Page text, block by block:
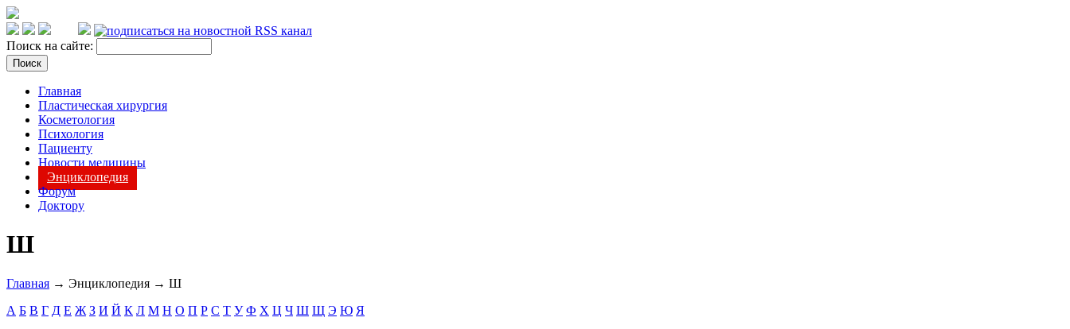
Поиск на сайте:
Главная
Пластическая хирургия
Косметология
Психология
Пациенту
Новости медицины
Энциклопедия
Форум
Доктору
Ш
Главная → Энциклопедия → Ш
А Б В Г Д Е Ж З И Й К Л М Н О П Р С Т У Ф Х Ц Ч Ш Щ Э Ю Я